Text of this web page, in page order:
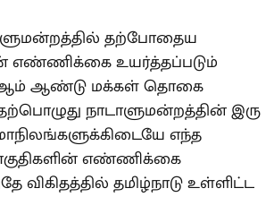
தற்போதைய
எண்ணிக்கை உயர்த்தப்படும்
ஆம் ஆண்டு மக்கள் தொகை
நாடாளுமன்றத்தின் இரு
எந்த
எண்ணிக்கை
தமிழ்நாடு உள்ளிட்ட